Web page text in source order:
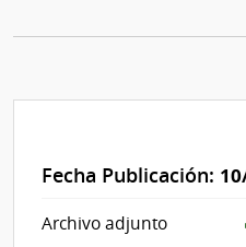
Fecha Publicación:
Archivo adjunto